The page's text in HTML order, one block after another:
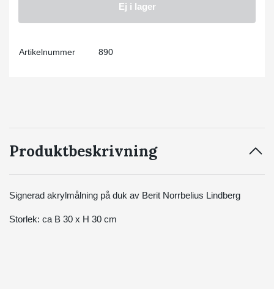
Ej i lager
Artikelnummer 890
Produktbeskrivning
Signerad akrylmålning på duk av Berit Norrbelius Lindberg
Storlek: ca B 30 x H 30 cm